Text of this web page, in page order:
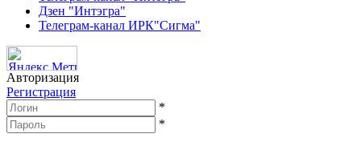
Дзен "Интэгра"
Телеграм-канал ИРК"Сигма"
Авторизация
Регистрация
*
*